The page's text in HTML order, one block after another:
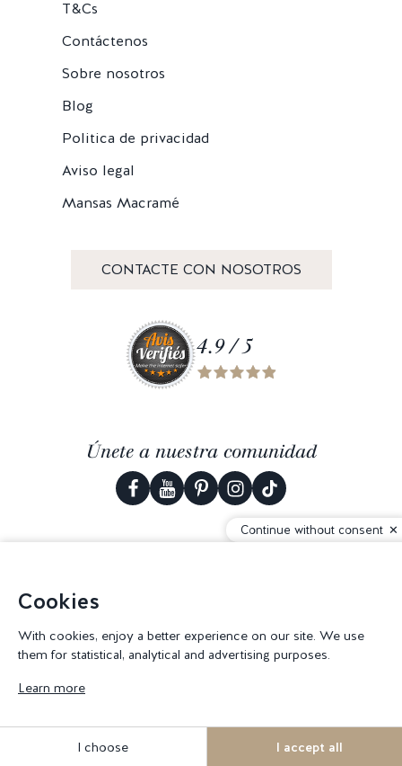
T&Cs
Contáctenos
Sobre nosotros
Blog
Politica de privacidad
Aviso legal
Mansas Macramé
CONTACTE CON NOSOTROS
4.9 / 5
Únete a nuestra comunidad
Continue without consent
Cookies
With cookies, enjoy a better experience on our site. We use
them for statistical, analytical and advertising purposes.
Learn more
I choose I accept all